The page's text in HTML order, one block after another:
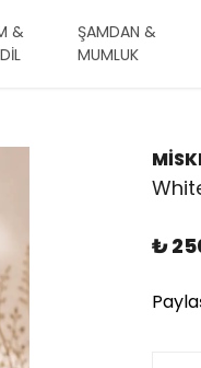
&
ŞAMDAN &
MUMLUK
₺